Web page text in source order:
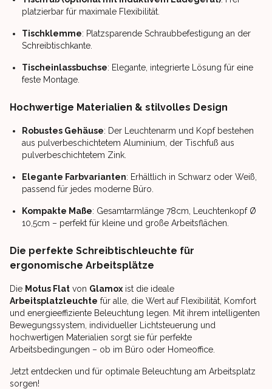
platzierbar für maximale Flexibilität.
Tischklemme: Platzsparende Schraubbefestigung an der
Schreibtischkante.
Tischeinlassbuchse: Elegante, integrierte Lösung für eine
feste Montage.
Hochwertige Materialien & stilvolles Design
Robustes Gehäuse: Der Leuchtenarm und Kopf bestehen
aus pulverbeschichtetem Aluminium, der Tischfuß aus
pulverbeschichtetem Zink.
Elegante Farbvarianten: Erhältlich in Schwarz oder Weiß,
passend für jedes moderne Büro.
Kompakte Maße: Gesamtarmlänge 78cm, Leuchtenkopf Ø
10,5cm – perfekt für kleine und große Arbeitsflächen.
Die perfekte Schreibtischleuchte für
ergonomische Arbeitsplätze
Die Motus Flat von Glamox ist die ideale
Arbeitsplatzleuchte für alle, die Wert auf Flexibilität, Komfort
und energieeffiziente Beleuchtung legen. Mit ihrem intelligenten
Bewegungssystem, individueller Lichtsteuerung und
hochwertigen Materialien sorgt sie für perfekte
Arbeitsbedingungen – ob im Büro oder Homeoffice.
Jetzt entdecken und für optimale Beleuchtung am Arbeitsplatz
sorgen!